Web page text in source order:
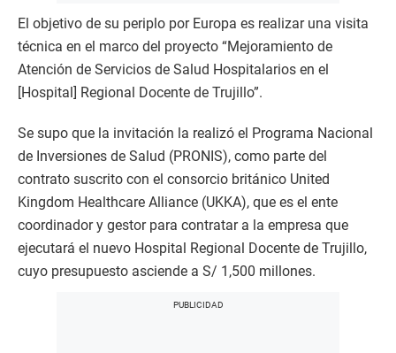
El objetivo de su periplo por Europa es realizar una visita
técnica en el marco del proyecto “Mejoramiento de
Atención de Servicios de Salud Hospitalarios en el
[Hospital] Regional Docente de Trujillo”.
Se supo que la invitación la realizó el Programa Nacional
de Inversiones de Salud (PRONIS), como parte del
contrato suscrito con el consorcio británico United
Kingdom Healthcare Alliance (UKKA), que es el ente
coordinador y gestor para contratar a la empresa que
ejecutará el nuevo Hospital Regional Docente de Trujillo,
cuyo presupuesto asciende a S/ 1,500 millones.